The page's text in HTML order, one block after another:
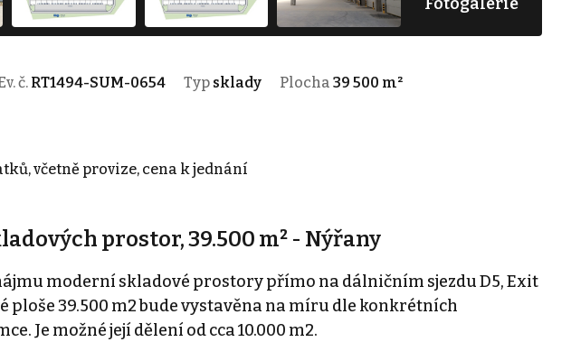
Fotogalerie
č. RT1494-SUM-0654 Typ sklady Plocha 39 500 m²
včetně provize, cena k jednání
prostor, 39.500 m² - Nýřany
moderní skladové prostory přímo na dálničním sjezdu D5, Exit
ploše 39.500 m2 bude vystavěna na míru dle konkrétních
Je možné její dělení od cca 10.000 m2.